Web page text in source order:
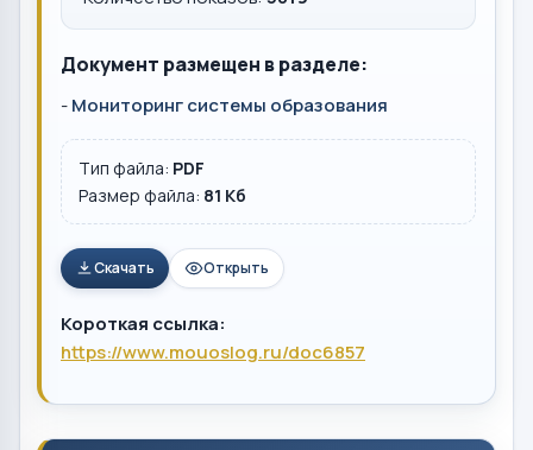
Документ размещен в разделе:
-Мониторинг системы образования
Тип файла: PDF
Размер файла: 81 Кб
Скачать Открыть
Короткая ссылка:
https://www.mouoslog.ru/doc6857